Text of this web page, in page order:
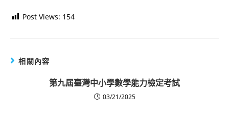
Post Views: 154
相關內容
第九屆臺灣中小學數學能力檢定考試
03/21/2025